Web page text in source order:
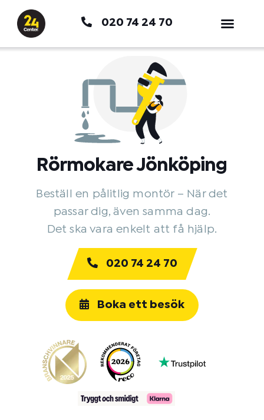
innehåll
020 74 24 70
Rörmokare Jönköping
Beställ en pålitlig montör – När det
passar dig, även samma dag.
Det ska vara enkelt att få hjälp.
020 74 24 70
Boka ett besök